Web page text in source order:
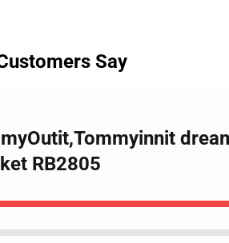
Say
RB2805